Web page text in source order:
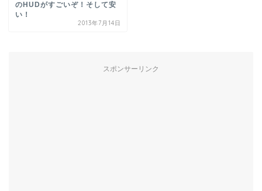
のHUDがすごいぞ！そして安
い！
2013年7月14日
スポンサーリンク